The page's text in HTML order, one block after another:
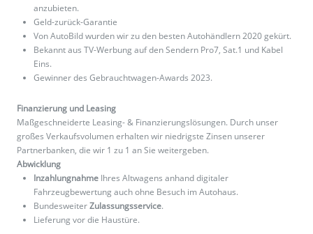
anzubieten.
Geld-zurück-Garantie
Von AutoBild wurden wir zu den besten Autohändlern 2020 gekürt.
Bekannt aus TV-Werbung auf den Sendern Pro7, Sat.1 und Kabel
Eins.
Gewinner des Gebrauchtwagen-Awards 2023.
Finanzierung und Leasing
Maßgeschneiderte Leasing- & Finanzierungslösungen. Durch unser
großes Verkaufsvolumen erhalten wir niedrigste Zinsen unserer
Partnerbanken, die wir 1 zu 1 an Sie weitergeben.
Abwicklung
Inzahlungnahme Ihres Altwagens anhand digitaler
Fahrzeugbewertung auch ohne Besuch im Autohaus.
BundesweiterZulassungsservice.
Lieferung vor die Haustüre.